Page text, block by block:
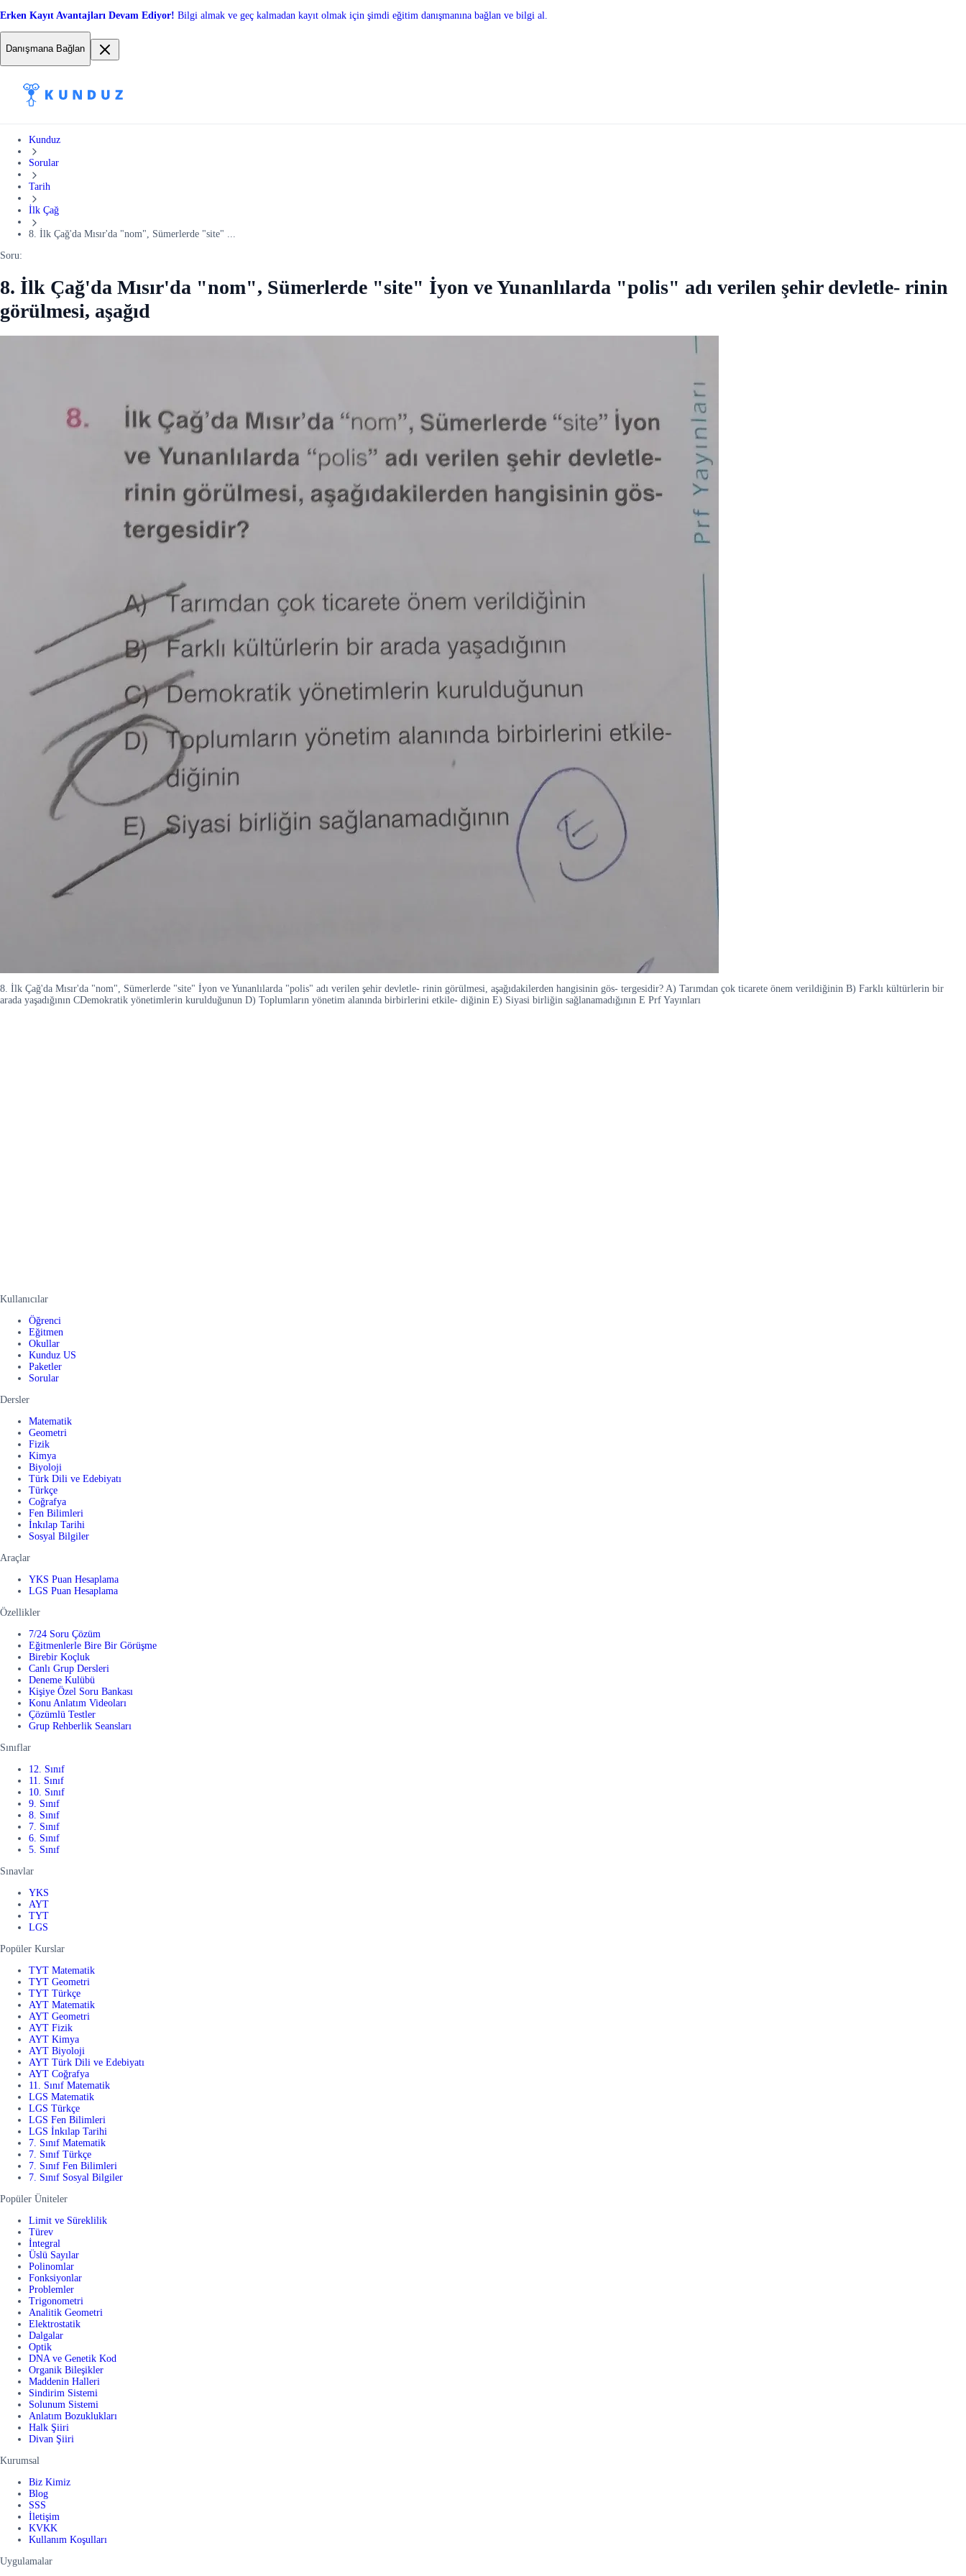
Erken Kayıt Avantajları Devam Ediyor! Bilgi almak ve geç kalmadan kayıt olmak için şimdi eğitim danışmanına bağlan ve bilgi al.
Danışmana Bağlan
Kunduz
Sorular
Tarih
İlk Çağ
8. İlk Çağ'da Mısır'da "nom", Sümerlerde "site" ...
Soru:
8. İlk Çağ'da Mısır'da "nom", Sümerlerde "site" İyon ve Yunanlılarda "polis" adı verilen şehir devletle- rinin
görülmesi, aşağıd
8. İlk Çağ'da Mısır'da "nom", Sümerlerde "site" İyon ve Yunanlılarda "polis" adı verilen şehir devletle- rinin görülmesi, aşağıdakilerden hangisinin gös- tergesidir? A) Tarımdan çok ticarete önem verildiğinin B) Farklı kültürlerin bir
arada yaşadığının CDemokratik yönetimlerin kurulduğunun D) Toplumların yönetim alanında birbirlerini etkile- diğinin E) Siyasi birliğin sağlanamadığının E Prf Yayınları
Kullanıcılar
Öğrenci
Eğitmen
Okullar
Kunduz US
Paketler
Sorular
Dersler
Matematik
Geometri
Fizik
Kimya
Biyoloji
Türk Dili ve Edebiyatı
Türkçe
Coğrafya
Fen Bilimleri
İnkılap Tarihi
Sosyal Bilgiler
Araçlar
YKS Puan Hesaplama
LGS Puan Hesaplama
Özellikler
7/24 Soru Çözüm
Eğitmenlerle Bire Bir Görüşme
Birebir Koçluk
Canlı Grup Dersleri
Deneme Kulübü
Kişiye Özel Soru Bankası
Konu Anlatım Videoları
Çözümlü Testler
Grup Rehberlik Seansları
Sınıflar
12. Sınıf
11. Sınıf
10. Sınıf
9. Sınıf
8. Sınıf
7. Sınıf
6. Sınıf
5. Sınıf
Sınavlar
YKS
AYT
TYT
LGS
Popüler Kurslar
TYT Matematik
TYT Geometri
TYT Türkçe
AYT Matematik
AYT Geometri
AYT Fizik
AYT Kimya
AYT Biyoloji
AYT Türk Dili ve Edebiyatı
AYT Coğrafya
11. Sınıf Matematik
LGS Matematik
LGS Türkçe
LGS Fen Bilimleri
LGS İnkılap Tarihi
7. Sınıf Matematik
7. Sınıf Türkçe
7. Sınıf Fen Bilimleri
7. Sınıf Sosyal Bilgiler
Popüler Üniteler
Limit ve Süreklilik
Türev
İntegral
Üslü Sayılar
Polinomlar
Fonksiyonlar
Problemler
Trigonometri
Analitik Geometri
Elektrostatik
Dalgalar
Optik
DNA ve Genetik Kod
Organik Bileşikler
Maddenin Halleri
Sindirim Sistemi
Solunum Sistemi
Anlatım Bozuklukları
Halk Şiiri
Divan Şiiri
Kurumsal
Biz Kimiz
Blog
SSS
İletişim
KVKK
Kullanım Koşulları
Uygulamalar